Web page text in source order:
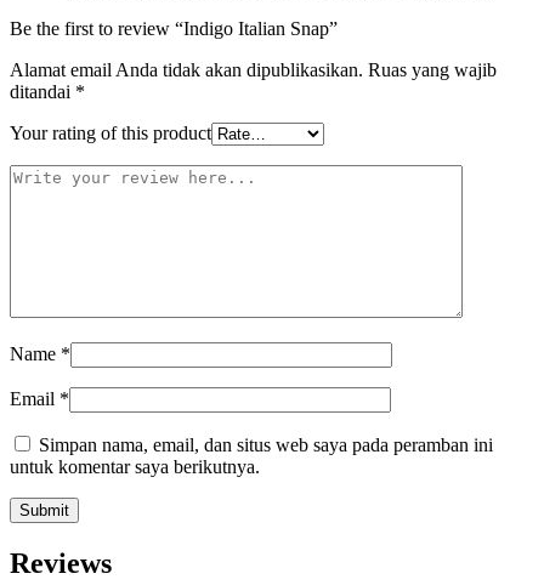
Be the first to review “Indigo Italian Snap”
Alamat email Anda tidak akan dipublikasikan. Ruas yang wajib
ditandai *
Your rating of this product
Name *
Email *
Simpan nama, email, dan situs web saya pada peramban ini
untuk komentar saya berikutnya.
Reviews